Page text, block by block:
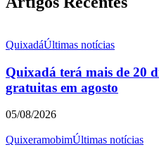
QuixadáÚltimas notícias
Quixadá terá mais de 20
gratuitas em agosto
05/08/2026
QuixeramobimÚltimas notícias